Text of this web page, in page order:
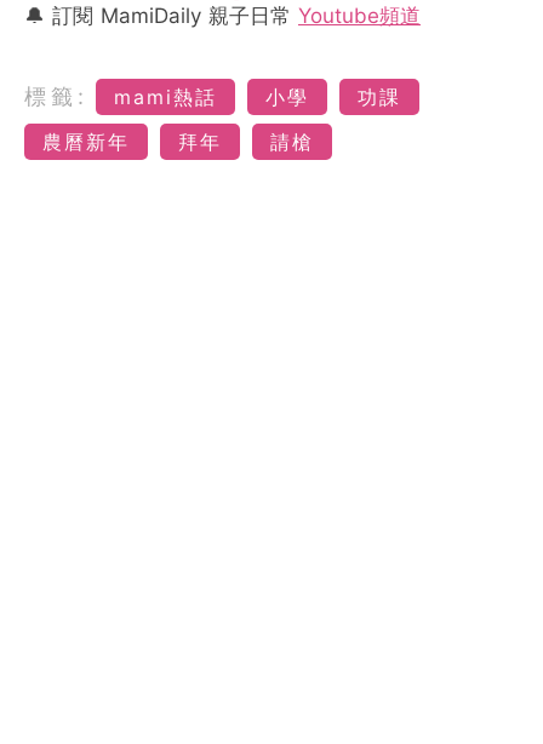
🔔 訂閱 MamiDaily 親子日常 Youtube頻道
標籤: mami熱話 小學
功課
農曆新年
拜年 請槍